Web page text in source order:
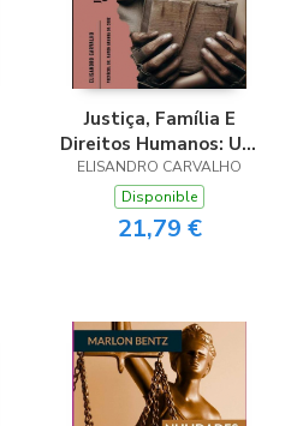
Justiça, Família E
Direitos Humanos: Um
Olhar Sobre
Vulnerabilidade E
Proteção
ELISANDRO CARVALHO
Disponible
21,79 €